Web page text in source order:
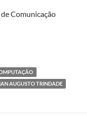
Comunicação
máquinas aprendem
AUGUSTO TRINDADE